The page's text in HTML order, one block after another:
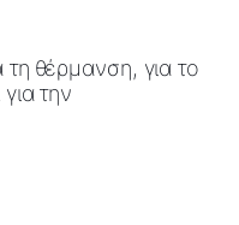
θέρμανση, για το
την